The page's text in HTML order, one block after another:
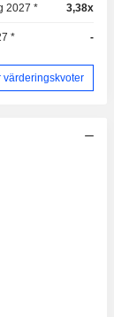
2027 * 3,38x
* -
värderingskvoter